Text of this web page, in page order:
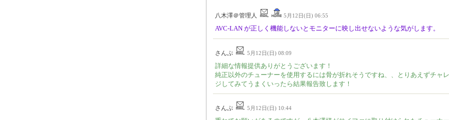
八木澤＠管理人 5月12日(日) 06:55
AVC-LAN が正しく機能しないとモニターに映し出せないような気がします。
さんぷ 5月12日(日) 08:09
詳細な情報提供ありがとうございます！
純正以外のチューナーを使用するには骨が折れそうですね、、とりあえずチャ
ジしてみてうまくいったら結果報告致します！
さんぷ 5月12日(日) 10:44